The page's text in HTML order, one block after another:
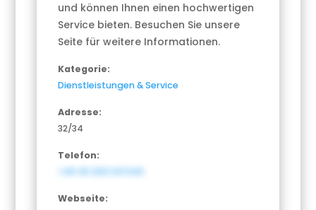
und können Ihnen einen hochwertigen
Service bieten. Besuchen Sie unsere
Seite für weitere Informationen.
Kategorie:
Dienstleistungen & Service
Adresse:
32/34
Telefon:
+49 40 209 341 540
Webseite: